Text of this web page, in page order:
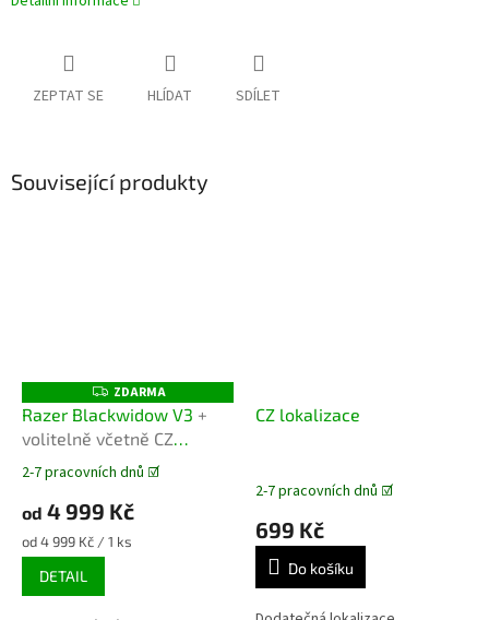
ZEPTAT SE HLÍDAT SDÍLET
Související produkty
Z
D
A
R
A
ZDARMA
Razer Blackwidow V3 +
volitelně včetně CZ
lokalizace
Průměrné
produktu
je
5,0
5
2-7 pracovních dnů ☑️
od 4 999 Kč
Měrná
cena:
od 4 999 Kč / 1 ks
DETAIL
CZ lokalizace
2-7 pracovních dnů ☑️
699 Kč
Do košíku